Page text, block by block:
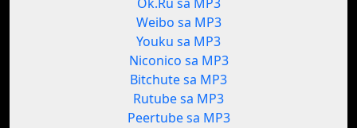
Weibo sa MP3
Youku sa MP3
Niconico sa MP3
Bitchute sa MP3
Rutube sa MP3
Peertube sa MP3